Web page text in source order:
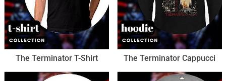
The Terminator T-Shirt The Terminator Cappucci